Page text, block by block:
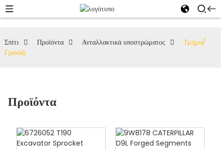
Σπίτι Προϊόντα Ανταλλακτικά υποστρώματος
Τμήμα/
Γρανάζι
Προϊόντα